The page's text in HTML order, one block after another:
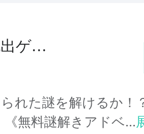
ゲー
1 -冥
れた謎を解けるか！
無料謎解きアドベ...